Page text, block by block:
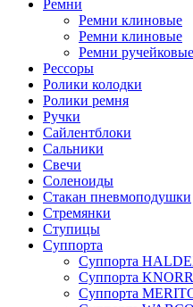
Ремни
Ремни клиновые
Ремни клиновые
Ремни ручейковые
Рессоры
Ролики колодки
Ролики ремня
Ручки
Сайлентблоки
Сальники
Свечи
Соленоиды
Стакан пневмоподушки
Стремянки
Ступицы
Суппорта
Суппорта
Суппорта KNORR
Суппорта